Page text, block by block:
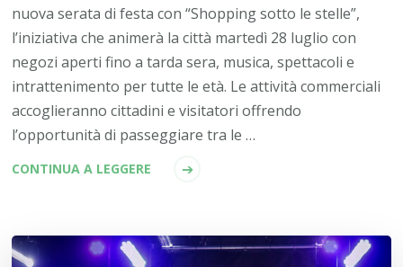
nuova serata di festa con “Shopping sotto le stelle”,
l’iniziativa che animerà la città martedì 28 luglio con
negozi aperti fino a tarda sera, musica, spettacoli e
intrattenimento per tutte le età. Le attività commerciali
accoglieranno cittadini e visitatori offrendo
l’opportunità di passeggiare tra le …
CONTINUA A LEGGERE